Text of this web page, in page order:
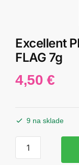
Excellent
FLAG 7g
4,50 €
9 na sklade